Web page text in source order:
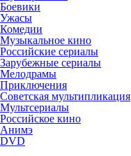
Боевики
Ужасы
Комедии
Музыкальное кино
Российские сериалы
Зарубежные сериалы
Мелодрамы
Приключения
Советская мультипликация
Мультсериалы
Российское кино
Анимэ
DVD